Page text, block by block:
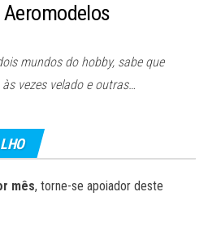
mundos do hobby, sabe que
vezes velado e outras…
mês, torne-se apoiador deste